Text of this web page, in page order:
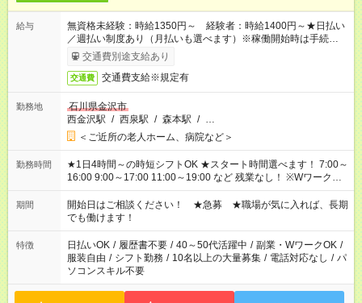
給与
無資格未経験：時給1350円～ 経験者：時給1400円～★日払い
／週払い制度あり（月払いも選べます）※稼働開始時は手続き完
了次第のお支払いとなります。
交通費別途支給あり
交通費 交通費支給※規定有
勤務地
石川県金沢市
西金沢駅 / 西泉駅 / 森本駅 / …
＜ご近所の老人ホーム、病院など＞
勤務時間
★1日4時間～の時短シフトOK ★スタート時間選べます！ 7:00～
16:00 9:00～17:00 11:00～19:00 など 残業なし！ ※Wワークの
場合、他のお仕事と合わせ週40時間超の就業はご案内できませ
ん ※法令に基づき、週20時間以上勤務は社会保険への加入対象
となります ※労働者派遣法（日雇い派遣の原則禁止）により、
短時間・短期間の就業はご案内が難しい場合があります
期間
開始日はご相談ください！ ★急募 ★職場が気に入れば、長期
でも働けます！
特徴 日払いOK / 履歴書不要 / 40～50代活躍中 / 副業・WワークOK /
服装自由 / シフト勤務 / 10名以上の大量募集 / 電話対応なし / パ
ソコンスキル不要